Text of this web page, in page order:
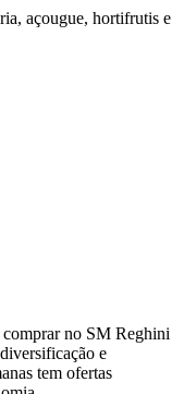
açougue, hortifrutis e
comprar no SM Reghini
e
tem ofertas